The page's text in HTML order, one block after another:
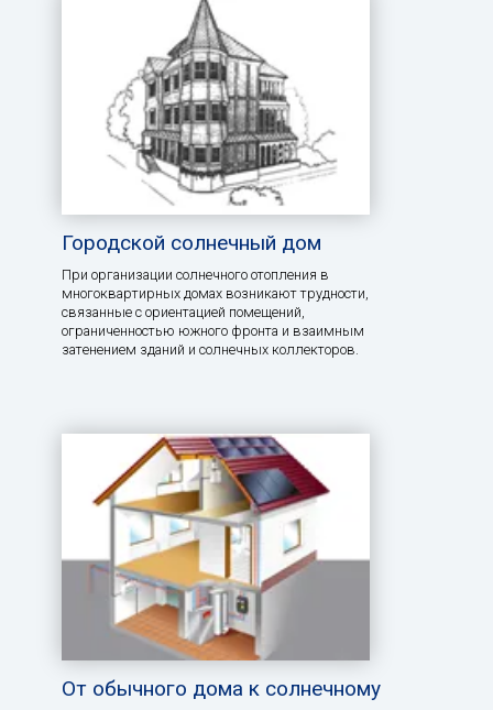
Городской солнечный дом
При организации солнечного отопления в
многоквартирных домах возникают трудности,
связанные с ориентацией помещений,
ограниченностью южного фронта и взаимным
затенением зданий и солнечных коллекторов.
От обычного дома к солнечному